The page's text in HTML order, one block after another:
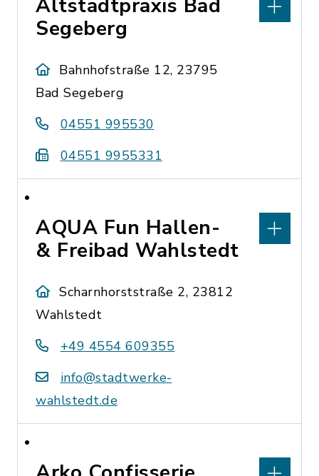
Altstadtpraxis Bad
Segeberg
Bahnhofstraße 12, 23795
Bad Segeberg
04551 995530
04551 9955331
AQUA Fun Hallen-
& Freibad Wahlstedt
Scharnhorststraße 2, 23812
Wahlstedt
+49 4554 609355
info@stadtwerke-
wahlstedt.de